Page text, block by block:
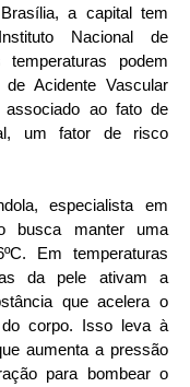
a capital tem
Nacional de
podem
Acidente Vascular
associado ao fato de
um fator de risco
especialista em
busca manter uma
Em temperaturas
da pele ativam a
que acelera o
corpo. Isso leva à
aumenta a pressão
para bombear o